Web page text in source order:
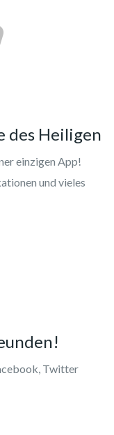
des Heiligen
einzigen App!
und vieles
Twitter